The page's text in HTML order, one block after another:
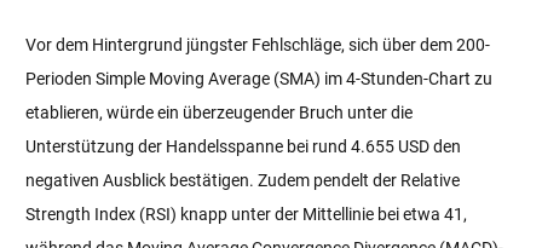
Vor dem Hintergrund jüngster Fehlschläge, sich über dem 200-
Perioden Simple Moving Average (SMA) im 4-Stunden-Chart zu
etablieren, würde ein überzeugender Bruch unter die
Unterstützung der Handelsspanne bei rund 4.655 USD den
negativen Ausblick bestätigen. Zudem pendelt der Relative
Strength Index (RSI) knapp unter der Mittellinie bei etwa 41,